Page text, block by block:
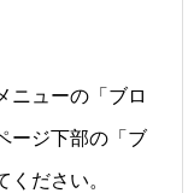
ニューの「ブロ
ージ下部の「ブ
ださい。